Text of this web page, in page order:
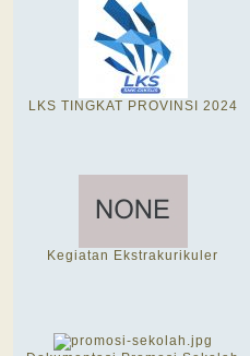
LKS TINGKAT PROVINSI 2024
Kegiatan Ekstrakurikuler